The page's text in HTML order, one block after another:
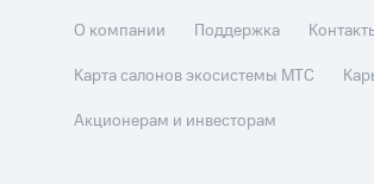
О компании Поддержка
Карта салонов экосистемы МТС
Акционерам и инвесторам